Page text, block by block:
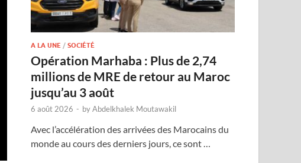
A LA UNE /SOCIÉTÉ
Opération Marhaba : Plus de 2,74
millions de MRE de retour au Maroc
jusqu’au 3 août
6 août 2026 - byAbdelkhalek Moutawakil
Avec l’accélération des arrivées des Marocains du
monde au cours des derniers jours, ce sont …